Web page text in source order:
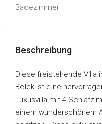
Badezimmer
Beschreibung
Diese freistehende Villa
Belek ist eine
Luxusvilla mit 4
einem wunderschönem